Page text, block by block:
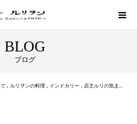
BLOG
ブログ
, ルリヲンの料理 , インドカリー , 店主ルリの気まぐれカレー